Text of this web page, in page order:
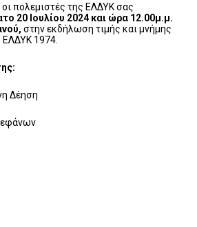
πολεμιστές της ΕΛΔΥΚ σας
20 Ιουλίου 2024 και ώρα 12.00μ.μ.
στην εκδήλωση τιμής και μνήμης
1974.
Δέηση